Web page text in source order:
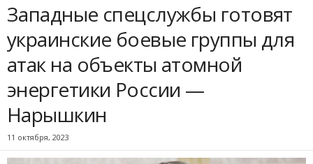
Западные спецслужбы готовят
украинские боевые группы для
атак на объекты атомной
энергетики России —
Нарышкин
11 октября, 2023